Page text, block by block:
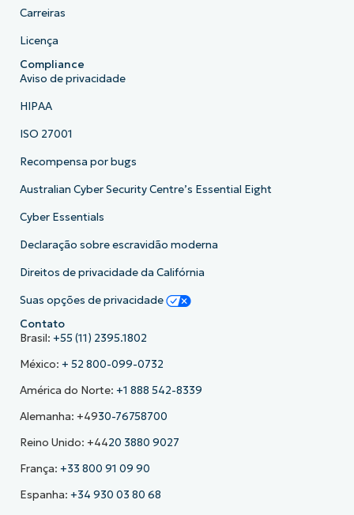
Carreiras
Licença
Compliance
Aviso de privacidade
HIPAA
ISO 27001
Recompensa por bugs
Australian Cyber Security Centre’s Essential Eight
Cyber Essentials
Declaração sobre escravidão moderna
Direitos de privacidade da Califórnia
Suas opções de privacidade
Contato
Brasil: +55 (11) 2395.1802
México: + 52 800-099-0732
América do Norte: +1 888 542-8339
Alemanha: +4930-76758700
Reino Unido: +4420 3880 9027
França: +33 800 91 09 90
Espanha: +34 930 03 80 68